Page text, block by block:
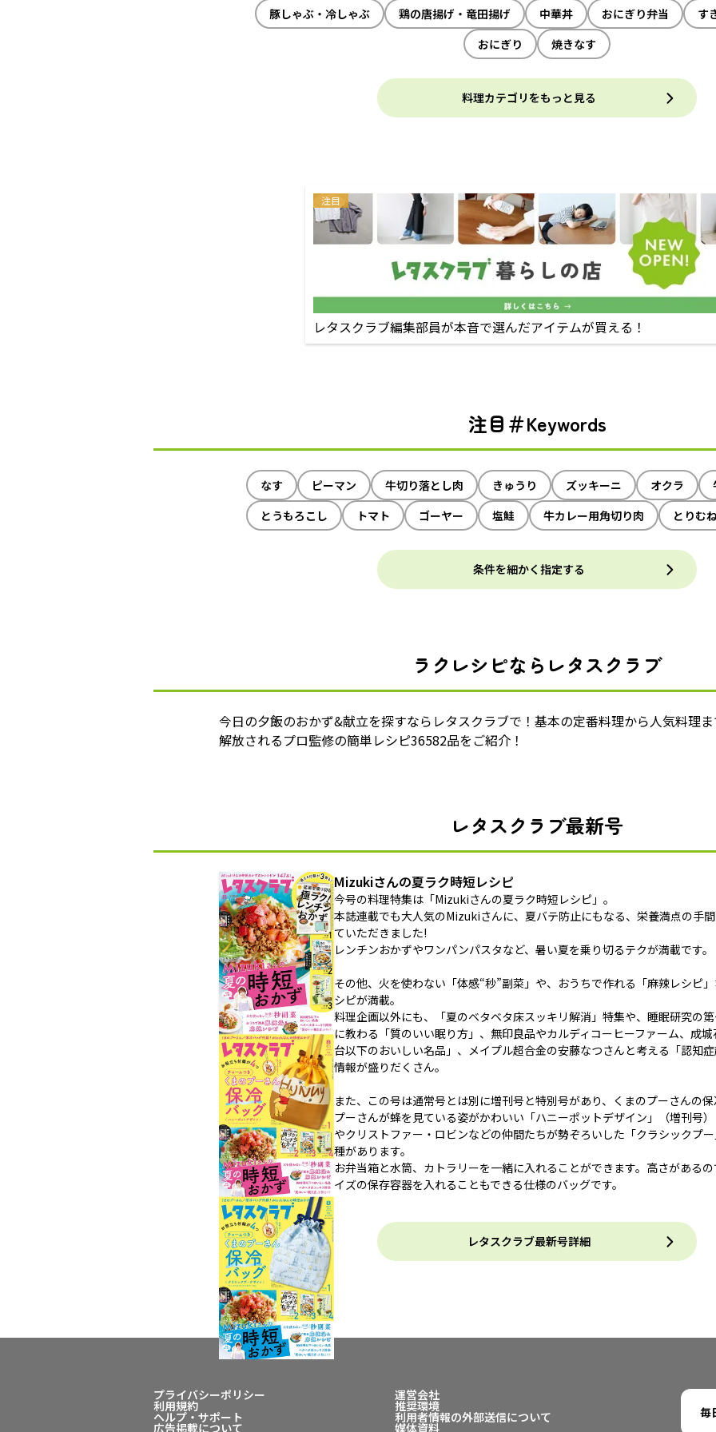
豚しゃぶ・冷しゃぶ 鶏の唐揚げ・竜田揚げ 中華丼 おにぎり弁当
す
おにぎり
焼きなす
料理カテゴリをもっと見る
注目
レタスクラブ編集部員が本音で選んだアイテムが買える！
注目＃Keywords
なす ピーマン 牛切り落とし肉 きゅうり ズッキーニ オクラ
とうもろこし
トマト ゴーヤー 塩鮭 牛カレー用角切り肉 とりむ
条件を細かく指定する
ラクレシピならレタスクラブ
今日の夕飯のおかず&献立を探すならレタスクラブで！基本の定番料理から人気料理
解放されるプロ監修の簡単レシピ36582品をご紹介！
レタスクラブ最新号
Mizukiさんの夏ラク時短レシピ
今号の料理特集は「Mizukiさんの夏ラク時短レシピ」。
本誌連載でも大人気のMizukiさんに、夏バテ防止にもなる、栄養満点の手
ていただきました!
レンチンおかずやワンパンパスタなど、暑い夏を乗り切るテクが満載です。
その他、火を使わない「体感“秒”副菜」や、おうちで作れる「麻辣レシピ
シピが満載。
料理企画以外にも、「夏のベタベタ床スッキリ解消」特集や、睡眠研究の
に教わる「質のいい眠り方」、無印良品やカルディコーヒーファーム、成
台以下のおいしい名品」、メイプル超合金の安藤なつさんと考える「認知
情報が盛りだくさん。
また、この号は通常号とは別に増刊号と特別号があり、くまのプーさんの
プーさんが蜂を見ている姿がかわいい「ハニーポットデザイン」（増刊号
やクリストファー・ロビンなどの仲間たちが勢ぞろいした「クラシックプ
種があります。
お弁当箱と水筒、カトラリーを一緒に入れることができます。高さがある
イズの保存容器を入れることもできる仕様のバッグです。
レタスクラブ最新号詳細
プライバシーポリシー
利用規約
ヘルプ・サポート
広告掲載について
運営会社
推奨環境
利用者情報の外部送信について
媒体資料
毎